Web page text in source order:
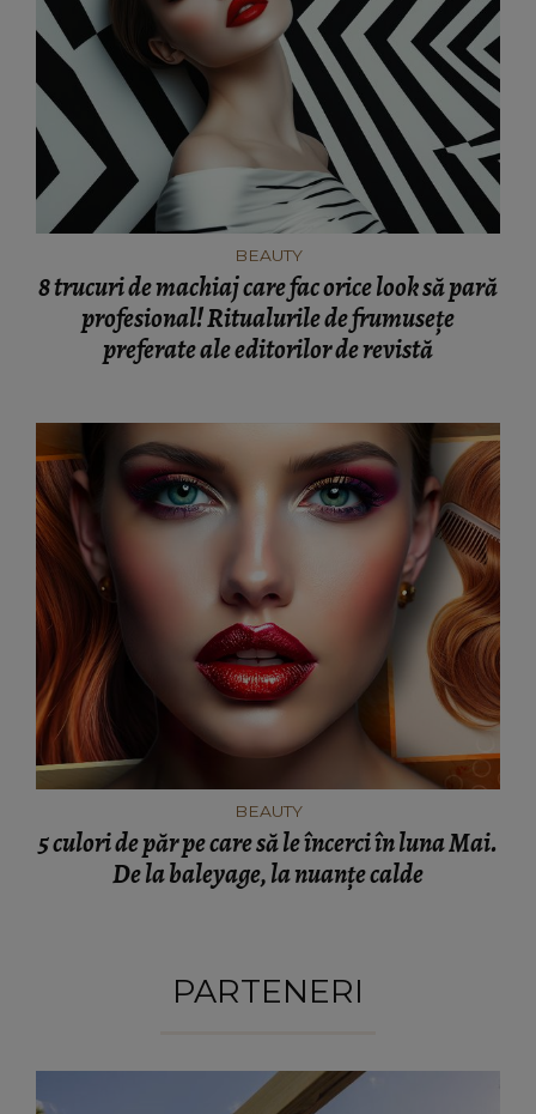
BEAUTY
8 trucuri de machiaj care fac orice look să pară
profesional! Ritualurile de frumusețe
preferate ale editorilor de revistă
BEAUTY
5 culori de păr pe care să le încerci în luna Mai.
De la baleyage, la nuanțe calde
PARTENERI